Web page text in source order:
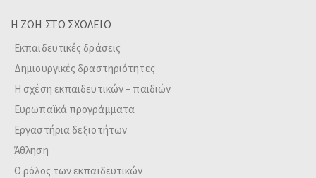
Η ΖΩΗ ΣΤΟ ΣΧΟΛΕΙΟ
Εκπαιδευτικές δράσεις
Δημιουργικές δραστηριότητες
Η σχέση εκπαιδευτικών – παιδιών
Ευρωπαϊκά προγράμματα
Εργαστήρια δεξιοτήτων
Άθληση
Ο ρόλος των εκπαιδευτικών